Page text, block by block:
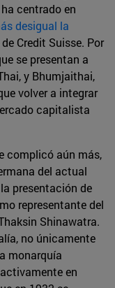
centrado en
desigual la
Credit Suisse. Por
se presentan a
y Bhumjaithai,
volver a integrar
capitalista
complicó aún más,
del actual
presentación de
representante del
Shinawatra.
no únicamente
monarquía
en